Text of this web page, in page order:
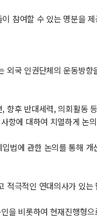
참여할 수 있는 명분을
국 인권단체의 운동방
후 반대세력, 의회활동
항에 대하여 치열하게 논
법에 관한 논의를 통해
극적인 연대의사가 있
을 비롯하여 현재진행형